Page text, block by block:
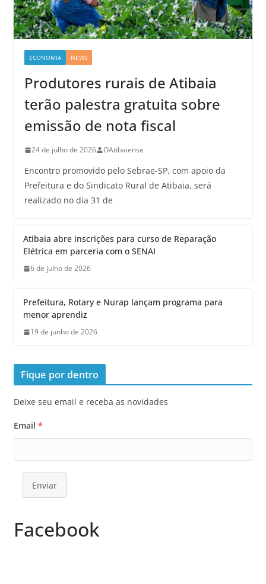
ECONOMIA NEWS
Produtores rurais de Atibaia
terão palestra gratuita sobre
emissão de nota fiscal
24 de julho de 2026 OAtibaiense
Encontro promovido pelo Sebrae-SP, com apoio da
Prefeitura e do Sindicato Rural de Atibaia, será
realizado no dia 31 de
Atibaia abre inscrições para curso de Reparação
Elétrica em parceria com o SENAI
6 de julho de 2026
Prefeitura, Rotary e Nurap lançam programa para
menor aprendiz
19 de junho de 2026
Fique por dentro
Deixe seu email e receba as novidades
Email *
Enviar
Facebook